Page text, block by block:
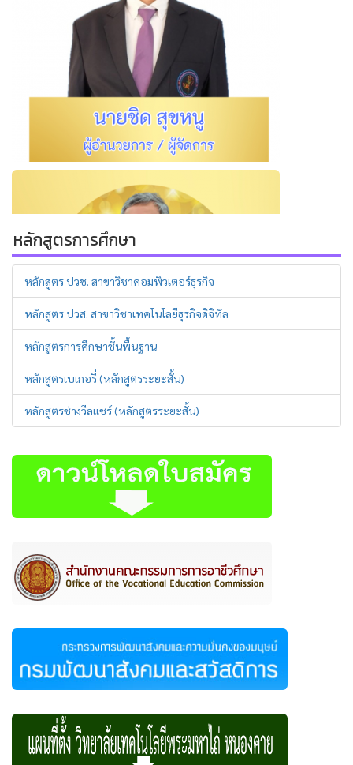
หลักสูตรการศึกษา
หลักสูตร ปวช. สาขาวิชาคอมพิวเตอร์ธุรกิจ
หลักสูตร ปวส. สาขาวิชาเทคโนโลยีธุรกิจดิจิทัล
หลักสูตรการศึกษาชั้นพื้นฐาน
หลักสูตรเบเกอรี่ (หลักสูตรระยะสั้น)
หลักสูตรช่างวีลแชร์ (หลักสูตรระยะสั้น)